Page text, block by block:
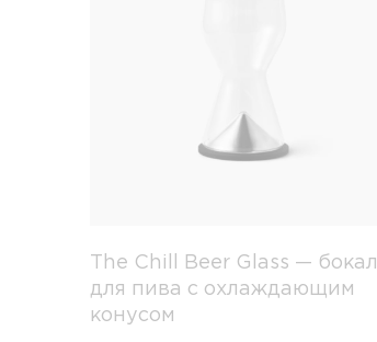
The Chill Beer Glass — бокал
для пива с охлаждающим
конусом